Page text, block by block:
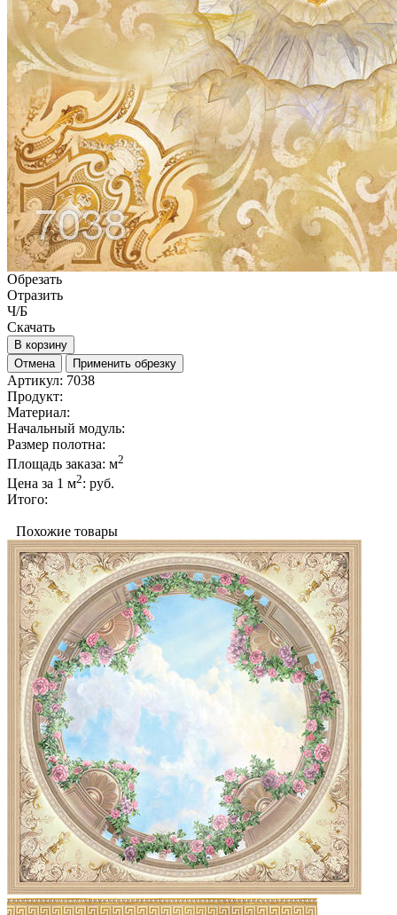
Обрезать
Отразить
Ч/Б
Скачать
В корзину
Отмена
Применить обрезку
Артикул: 7038
Продукт:
Материал:
Начальный модуль:
Размер полотна:
Площадь заказа: м2
Цена за 1 м2: руб.
Итого:
Похожие товары